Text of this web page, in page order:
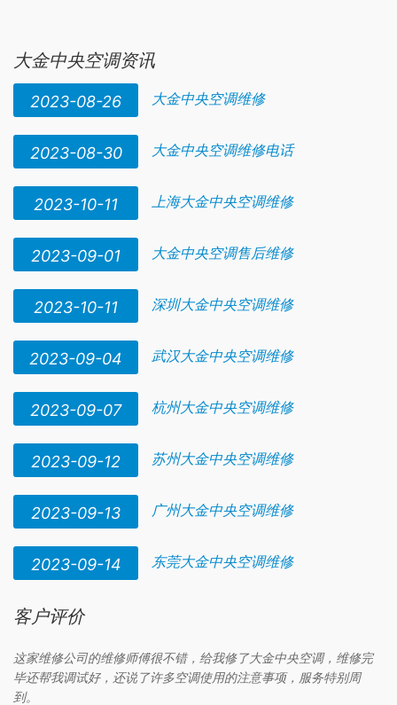
大金中央空调资讯
2023-08-26 大金中央空调维修
2023-08-30 大金中央空调维修电话
2023-10-11 上海大金中央空调维修
2023-09-01 大金中央空调售后维修
2023-10-11 深圳大金中央空调维修
2023-09-04 武汉大金中央空调维修
2023-09-07 杭州大金中央空调维修
2023-09-12 苏州大金中央空调维修
2023-09-13 广州大金中央空调维修
2023-09-14 东莞大金中央空调维修
客户评价
这家维修公司的维修师傅很不错，给我修了大金中央空调，维修完
毕还帮我调试好，还说了许多空调使用的注意事项，服务特别周
到。